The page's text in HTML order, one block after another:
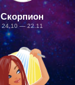
Скорпион
24.10 — 22.11